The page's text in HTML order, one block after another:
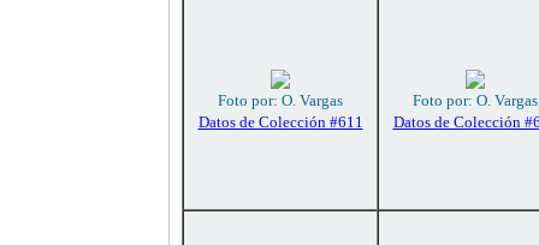
Foto por: O. Vargas
Datos de Colección #611
Foto por: O. Vargas
Datos de Colección